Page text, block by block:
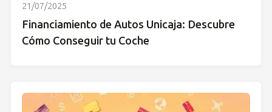
21/07/2025
Financiamiento de Autos Unicaja: Descubre
Cómo Conseguir tu Coche